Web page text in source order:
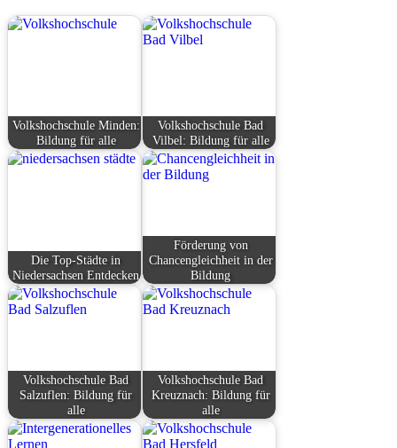
Volkshochschule Minden:
Bildung für alle
Volkshochschule Bad
Vilbel: Bildung für alle
Die Top-Städte in
Niedersachsen Entdecken
Förderung von
Chancengleichheit in der
Bildung
Volkshochschule Bad
Salzuflen: Bildung für
alle
Volkshochschule Bad
Kreuznach: Bildung für
alle